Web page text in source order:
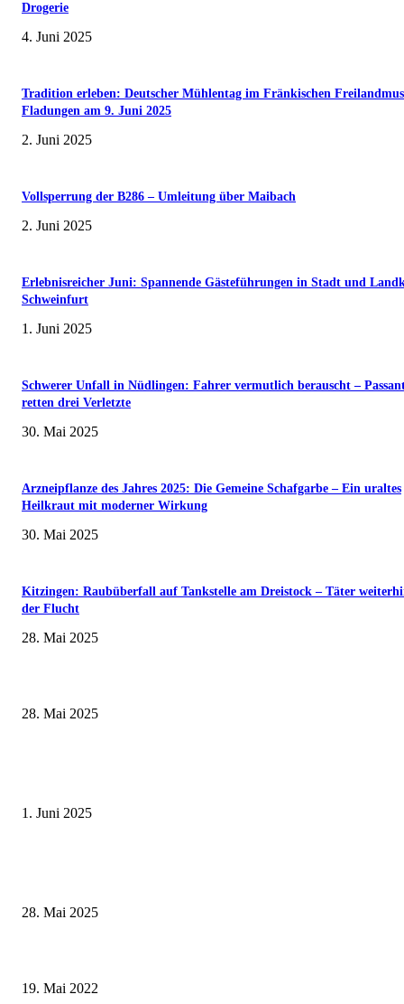
Drogerie
4. Juni 2025
Tradition erleben: Deutscher Mühlentag im Fränkischen
Fladungen am 9. Juni 2025
2. Juni 2025
Vollsperrung der B286 – Umleitung über Maibach
2. Juni 2025
Erlebnisreicher Juni: Spannende Gästeführungen in Stadt und
Schweinfurt
1. Juni 2025
Schwerer Unfall in Nüdlingen: Fahrer vermutlich berauscht –
retten drei Verletzte
30. Mai 2025
Arzneipflanze des Jahres 2025: Die Gemeine Schafgarbe – Ein uraltes
Heilkraut mit moderner Wirkung
30. Mai 2025
Kitzingen: Raubüberfall auf Tankstelle am Dreistock – Täter
der Flucht
28. Mai 2025
28. Mai 2025
1. Juni 2025
28. Mai 2025
19. Mai 2022